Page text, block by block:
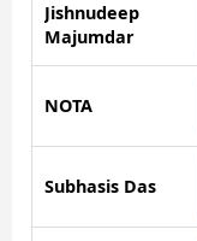
Jishnudeep
Majumdar
NOTA
Subhasis Das